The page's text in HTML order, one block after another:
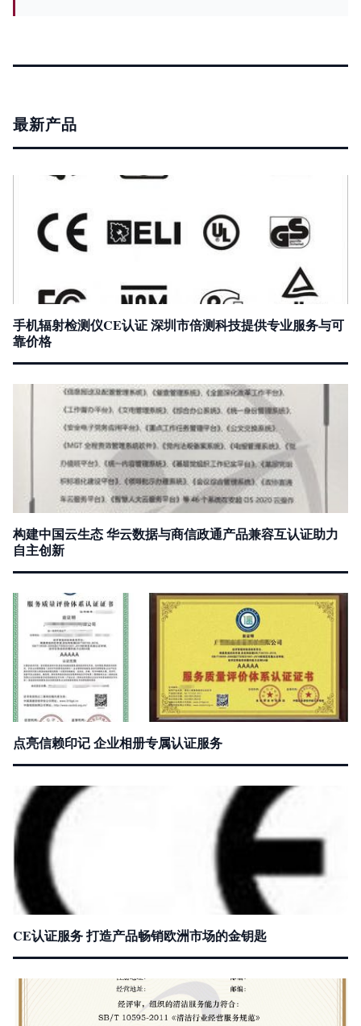
最新产品
手机辐射检测仪CE认证 深圳市倍测科技提供专业服务与可
靠价格
构建中国云生态 华云数据与商信政通产品兼容互认证助力
自主创新
点亮信赖印记 企业相册专属认证服务
CE认证服务 打造产品畅销欧洲市场的金钥匙